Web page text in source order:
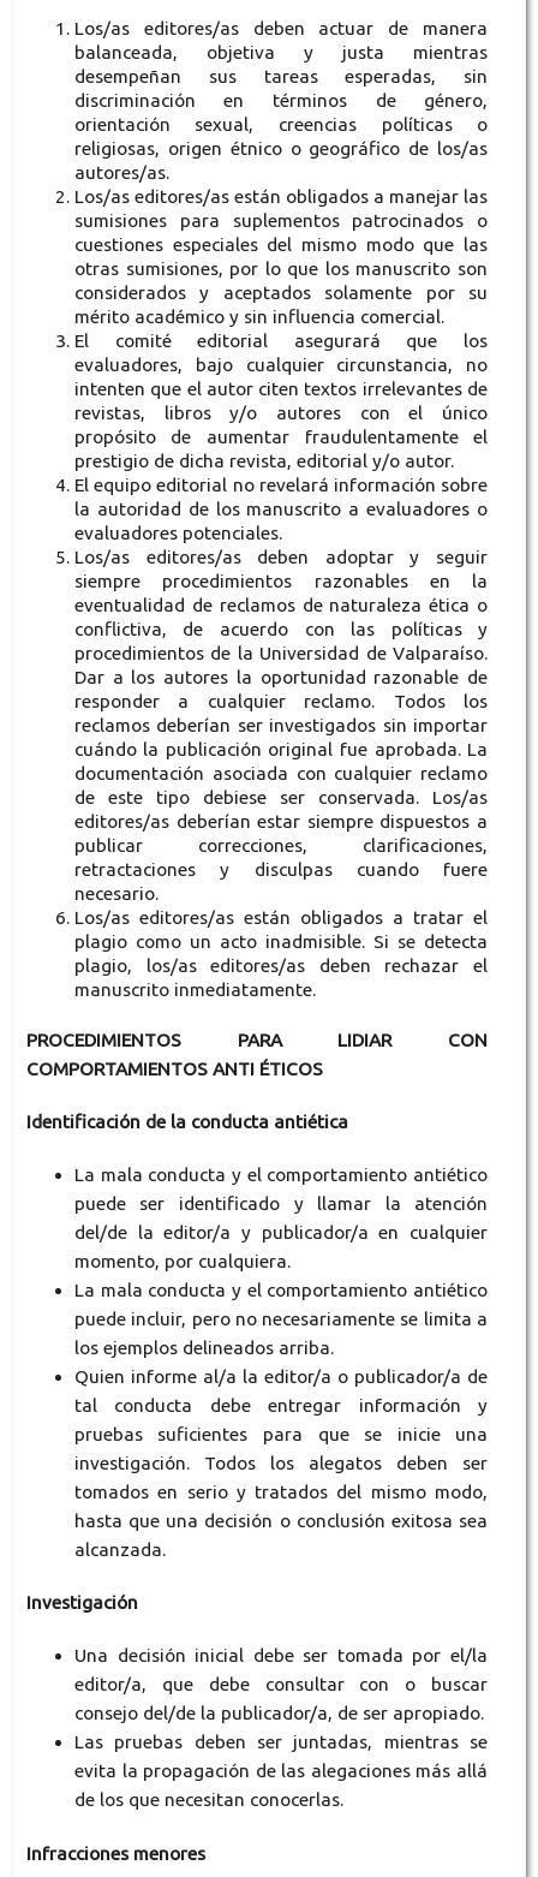
Los/as editores/as deben actuar de manera
balanceada, objetiva y justa mientras
desempeñan sus tareas esperadas, sin
discriminación en términos de género,
orientación sexual, creencias políticas o
religiosas, origen étnico o geográfico de los/as
autores/as.
Los/as editores/as están obligados a manejar las
sumisiones para suplementos patrocinados o
cuestiones especiales del mismo modo que las
otras sumisiones, por lo que los manuscrito son
considerados y aceptados solamente por su
mérito académico y sin influencia comercial.
El comité editorial asegurará que los
evaluadores, bajo cualquier circunstancia, no
intenten que el autor citen textos irrelevantes de
revistas, libros y/o autores con el único
propósito de aumentar fraudulentamente el
prestigio de dicha revista, editorial y/o autor.
El equipo editorial no revelará información sobre
la autoridad de los manuscrito a evaluadores o
evaluadores potenciales.
Los/as editores/as deben adoptar y seguir
siempre procedimientos razonables en la
eventualidad de reclamos de naturaleza ética o
conflictiva, de acuerdo con las políticas y
procedimientos de la Universidad de Valparaíso.
Dar a los autores la oportunidad razonable de
responder a cualquier reclamo. Todos los
reclamos deberían ser investigados sin importar
cuándo la publicación original fue aprobada. La
documentación asociada con cualquier reclamo
de este tipo debiese ser conservada. Los/as
editores/as deberían estar siempre dispuestos a
publicar correcciones, clarificaciones,
retractaciones y disculpas cuando fuere
necesario.
Los/as editores/as están obligados a tratar el
plagio como un acto inadmisible. Si se detecta
plagio, los/as editores/as deben rechazar el
manuscrito inmediatamente.
PROCEDIMIENTOS PARA LIDIAR CON
COMPORTAMIENTOS ANTI ÉTICOS
Identificación de la conducta antiética
La mala conducta y el comportamiento antiético
puede ser identificado y llamar la atención
del/de la editor/a y publicador/a en cualquier
momento, por cualquiera.
La mala conducta y el comportamiento antiético
puede incluir, pero no necesariamente se limita a
los ejemplos delineados arriba.
Quien informe al/a la editor/a o publicador/a de
tal conducta debe entregar información y
pruebas suficientes para que se inicie una
investigación. Todos los alegatos deben ser
tomados en serio y tratados del mismo modo,
hasta que una decisión o conclusión exitosa sea
alcanzada.
Investigación
Una decisión inicial debe ser tomada por el/la
editor/a, que debe consultar con o buscar
consejo del/de la publicador/a, de ser apropiado.
Las pruebas deben ser juntadas, mientras se
evita la propagación de las alegaciones más allá
de los que necesitan conocerlas.
Infracciones menores